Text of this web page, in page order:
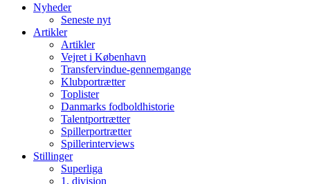
лучшие займы
Nyheder
Seneste nyt
Artikler
Artikler
Vejret i København
Transfervindue-gennemgange
Klubportrætter
Toplister
Danmarks fodboldhistorie
Talentportrætter
Spillerportrætter
Spillerinterviews
Stillinger
Superliga
1. division